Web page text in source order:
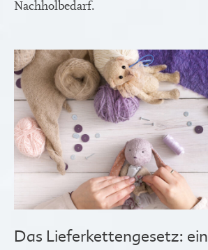
Nachholbedarf.
Das Lieferkettengesetz: ein